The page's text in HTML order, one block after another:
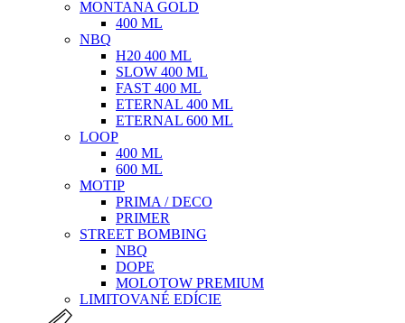
MONTANA GOLD
400 ML
NBQ
H20 400 ML
SLOW 400 ML
FAST 400 ML
ETERNAL 400 ML
ETERNAL 600 ML
LOOP
400 ML
600 ML
MOTIP
PRIMA / DECO
PRIMER
STREET BOMBING
NBQ
DOPE
MOLOTOW PREMIUM
LIMITOVANÉ EDÍCIE